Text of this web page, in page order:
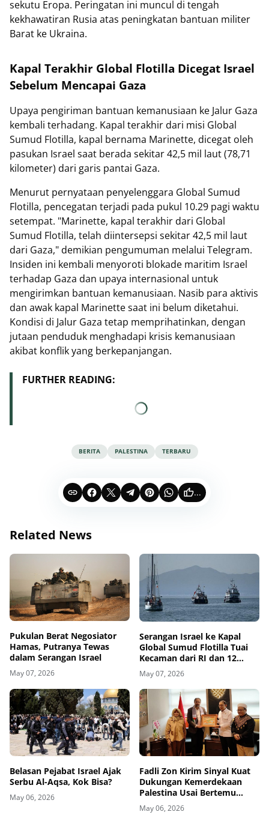
sekutu Eropa. Peringatan ini muncul di tengah
kekhawatiran Rusia atas peningkatan bantuan militer
Barat ke Ukraina.
Kapal Terakhir Global Flotilla Dicegat Israel
Sebelum Mencapai Gaza
Upaya pengiriman bantuan kemanusiaan ke Jalur Gaza
kembali terhadang. Kapal terakhir dari misi Global
Sumud Flotilla, kapal bernama Marinette, dicegat oleh
pasukan Israel saat berada sekitar 42,5 mil laut (78,71
kilometer) dari garis pantai Gaza.
Menurut pernyataan penyelenggara Global Sumud
Flotilla, pencegatan terjadi pada pukul 10.29 pagi waktu
setempat. "Marinette, kapal terakhir dari Global
Sumud Flotilla, telah diintersepsi sekitar 42,5 mil laut
dari Gaza," demikian pengumuman melalui Telegram.
Insiden ini kembali menyoroti blokade maritim Israel
terhadap Gaza dan upaya internasional untuk
mengirimkan bantuan kemanusiaan. Nasib para aktivis
dan awak kapal Marinette saat ini belum diketahui.
Kondisi di Jalur Gaza tetap memprihatinkan, dengan
jutaan penduduk menghadapi krisis kemanusiaan
akibat konflik yang berkepanjangan.
FURTHER READING:
BERITA PALESTINA TERBARU
...
Related News
Pukulan Berat Negosiator
Hamas, Putranya Tewas
dalam Serangan Israel
May 07, 2026
Serangan Israel ke Kapal
Global Sumud Flotilla Tuai
Kecaman dari RI dan 12
Negara
May 07, 2026
Belasan Pejabat Israel Ajak
Serbu Al-Aqsa, Kok Bisa?
May 06, 2026
Fadli Zon Kirim Sinyal Kuat
Dukungan Kemerdekaan
Palestina Usai Bertemu
Delegasi di Kemenbud
May 06, 2026